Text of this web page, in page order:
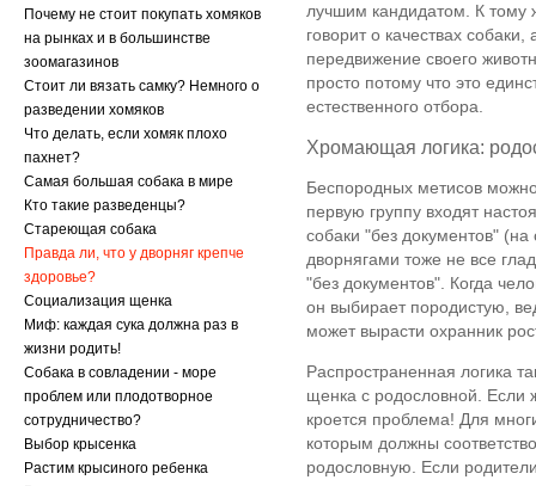
Почему не стоит покупать хомяков
на рынках и в большинстве
зоомагазинов
Стоит ли вязать самку? Немного о
разведении хомяков
Что делать, если хомяк плохо
пахнет?
Самая большая собака в мире
Кто такие разведенцы?
Стареющая собака
Правда ли, что у дворняг крепче
здоровье?
Социализация щенка
Миф: каждая сука должна раз в
жизни родить!
Собака в совладении - море
проблем или плодотворное
сотрудничество?
Выбор крысенка
Растим крысиного ребенка
лучшим кандидатом. К тому
говорит о качествах
передвижение своего
просто потому что это
естественного отбора.
Хромающая логика:
Беспородных метисов
первую группу входят
собаки "без документов"
дворнягами тоже не все
"без документов". Когда
он выбирает породистую,
может вырасти охранник
Распространенная логика
щенка с родословной. Если
кроется проблема! Для
которым должны
родословную. Если